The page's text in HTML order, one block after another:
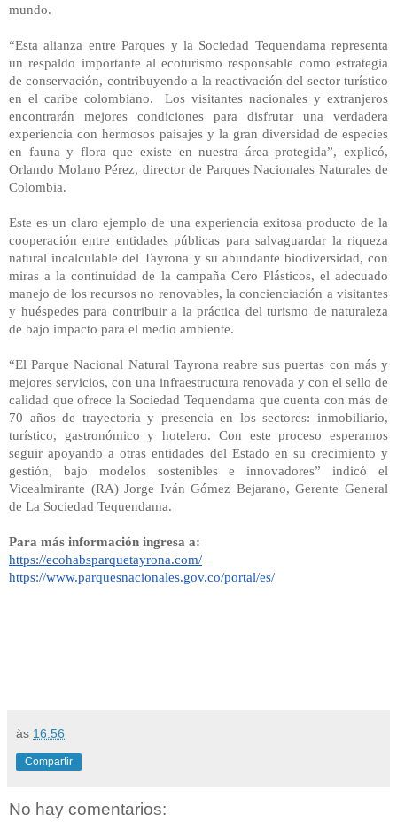
mundo.
“Esta alianza entre Parques y la Sociedad Tequendama representa
un respaldo importante al ecoturismo responsable como estrategia
de conservación, contribuyendo a la reactivación del sector turístico
en el caribe colombiano. Los visitantes nacionales y extranjeros
encontrarán mejores condiciones para disfrutar una verdadera
experiencia con hermosos paisajes y la gran diversidad de especies
en fauna y flora que existe en nuestra área protegida”, explicó,
Orlando Molano Pérez, director de Parques Nacionales Naturales de
Colombia.
Este es un claro ejemplo de una experiencia exitosa producto de la
cooperación entre entidades públicas para salvaguardar la riqueza
natural incalculable del Tayrona y su abundante biodiversidad, con
miras a la continuidad de la campaña Cero Plásticos, el adecuado
manejo de los recursos no renovables, la concienciación a visitantes
y huéspedes para contribuir a la práctica del turismo de naturaleza
de bajo impacto para el medio ambiente.
“El Parque Nacional Natural Tayrona reabre sus puertas con más y
mejores servicios, con una infraestructura renovada y con el sello de
calidad que ofrece la Sociedad Tequendama que cuenta con más de
70 años de trayectoria y presencia en los sectores: inmobiliario,
turístico, gastronómico y hotelero. Con este proceso esperamos
seguir apoyando a otras entidades del Estado en su crecimiento y
gestión, bajo modelos sostenibles e innovadores” indicó el
Vicealmirante (RA) Jorge Iván Gómez Bejarano, Gerente General
de La Sociedad Tequendama.
Para más información ingresa a:
https://ecohabsparquetayrona.com/
https://www.parquesnacionales.gov.co/portal/es/
às 16:56
Compartir
No hay comentarios: